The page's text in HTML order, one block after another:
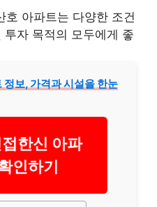
호 아파트는 다양한 조건
자 목적의 모두에게 좋
보, 가격과 시설을 한눈
한신 아파
인하기